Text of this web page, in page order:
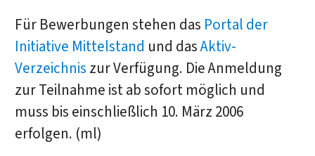
Für Bewerbungen stehen das Portal der
Initiative Mittelstand und dasAktiv-
Verzeichnis zur Verfügung. Die Anmeldung
zur Teilnahme ist ab sofort möglich und
muss bis einschließlich 10. März 2006
erfolgen. (ml)